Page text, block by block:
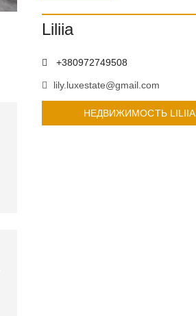
Liliia
+380972749508
lily.luxestate@gmail.com
НЕДВИЖИМОСТЬ LILIIA